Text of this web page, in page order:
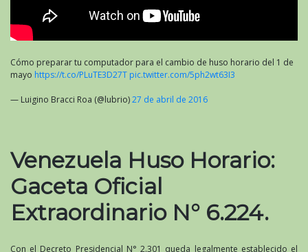
Cómo preparar tu computador para el cambio de huso horario del 1 de
mayo https://t.co/PLuTE3D27T pic.twitter.com/5ph2wt63I3
— Luigino Bracci Roa (@lubrio)27 de abril de 2016
Venezuela Huso Horario:
Gaceta Oficial
Extraordinario N° 6.224.
Con el Decreto Presidencial N° 2.301 queda legalmente establecido el